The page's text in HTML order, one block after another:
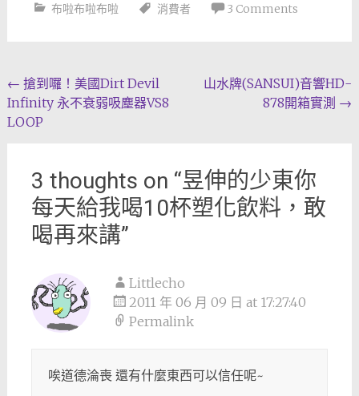
布啦布啦布啦
消費者 3 Comments
Post
navigation
← 搶到囉！美國Dirt Devil
Infinity 永不衰弱吸塵器VS8
LOOP
山水牌(SANSUI)音響HD-
878開箱實測 →
3 thoughts on “昱伸的少東你
每天給我喝10杯塑化飲料，敢
喝再來講”
Littlecho
2011 年 06 月 09 日 at 17:27:40
Permalink
唉道德淪喪 還有什麼東西可以信任呢~